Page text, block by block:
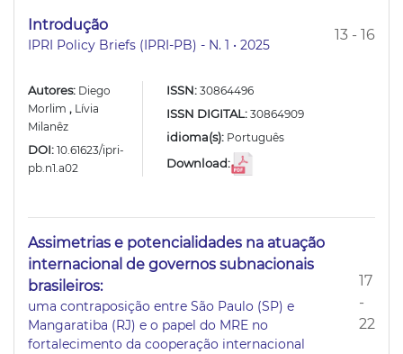
Introdução
IPRI Policy Briefs (IPRI-PB) - N. 1 • 2025
13 - 16
Autores: Diego
Morlim , Lívia
Milanêz
DOI: 10.61623/ipri-
pb.n1.a02
ISSN:30864496
ISSN DIGITAL:30864909
idioma(s): Português
Download:
Assimetrias e potencialidades na atuação
internacional de governos subnacionais
brasileiros:
uma contraposição entre São Paulo (SP) e
Mangaratiba (RJ) e o papel do MRE no
fortalecimento da cooperação internacional
17
-
22